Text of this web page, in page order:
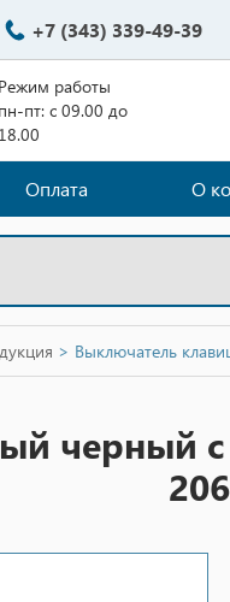
+7 (343) 339-49-39
Режим работы
пн-пт: с 09.00 до
18.00
Оплата О
> Выключатель
черный с